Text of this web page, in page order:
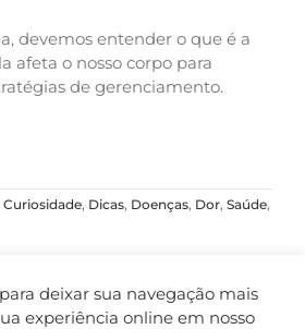
devemos entender o que é a
afeta o nosso corpo para
de gerenciamento.
Curiosidade, Dicas, Doenças, Dor, Saúde,
deixar sua navegação mais
experiência online em nosso